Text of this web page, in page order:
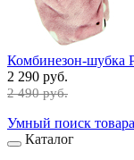
Комбинезон-шубка
2 290 руб.
2 490 руб.
Умный поиск товара
Каталог